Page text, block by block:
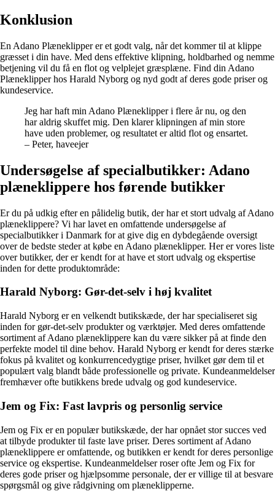
Konklusion
En Adano Plæneklipper er et godt valg, når det kommer til at klippe
græsset i din have. Med dens effektive klipning, holdbarhed og nemme
betjening vil du få en flot og velplejet græsplæne. Find din Adano
Plæneklipper hos Harald Nyborg og nyd godt af deres gode priser og
kundeservice.
Jeg har haft min Adano Plæneklipper i flere år nu, og den
har aldrig skuffet mig. Den klarer klipningen af min store
have uden problemer, og resultatet er altid flot og ensartet.
– Peter, haveejer
Undersøgelse af specialbutikker: Adano
plæneklippere hos førende butikker
Er du på udkig efter en pålidelig butik, der har et stort udvalg af Adano
plæneklippere? Vi har lavet en omfattende undersøgelse af
specialbutikker i Danmark for at give dig en dybdegående oversigt
over de bedste steder at købe en Adano plæneklipper. Her er vores liste
over butikker, der er kendt for at have et stort udvalg og ekspertise
inden for dette produktområde:
Harald Nyborg: Gør-det-selv i høj kvalitet
Harald Nyborg er en velkendt butikskæde, der har specialiseret sig
inden for gør-det-selv produkter og værktøjer. Med deres omfattende
sortiment af Adano plæneklippere kan du være sikker på at finde den
perfekte model til dine behov. Harald Nyborg er kendt for deres stærke
fokus på kvalitet og konkurrencedygtige priser, hvilket gør dem til et
populært valg blandt både professionelle og private. Kundeanmeldelser
fremhæver ofte butikkens brede udvalg og god kundeservice.
Jem og Fix: Fast lavpris og personlig service
Jem og Fix er en populær butikskæde, der har opnået stor succes ved
at tilbyde produkter til faste lave priser. Deres sortiment af Adano
plæneklippere er omfattende, og butikken er kendt for deres personlige
service og ekspertise. Kundeanmeldelser roser ofte Jem og Fix for
deres gode priser og hjælpsomme personale, der er villige til at besvare
spørgsmål og give rådgivning om plæneklipperne.